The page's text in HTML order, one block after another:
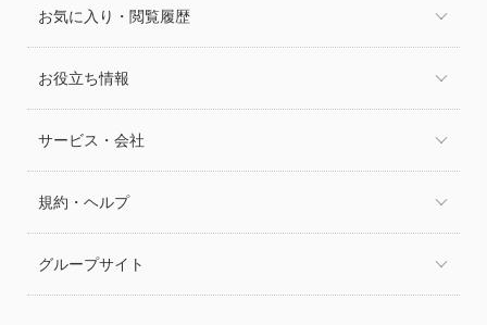
お気に入り・閲覧履歴
お役立ち情報
サービス・会社
規約・ヘルプ
グループサイト